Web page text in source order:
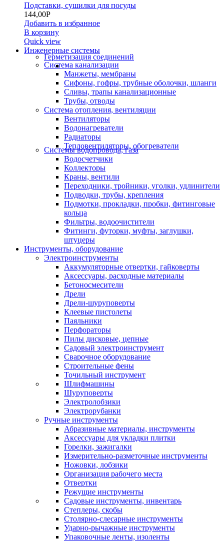
Подставки, сушилки для посуды
144,00Р
Добавить в избранное
В корзину
Quick view
Инженерные системы
Герметизация соединений
Система канализации
Манжеты, мембраны
Сифоны, гофры, трубные оболочки, шланги
Сливы, трапы канализационные
Трубы, отводы
Система отопления, вентиляции
Вентиляторы
Водонагреватели
Радиаторы
Тепловентиляторы, обогреватели
Системы водопровода, газа
Водосчетчики
Коллекторы
Краны, вентили
Переходники, тройники, уголки, удлинители
Подводки, трубы, крепления
Подмотки, прокладки, пробки, фитинговые
кольца
Фильтры, водоочистители
Фитинги, футорки, муфты, заглушки,
штуцеры
Инструменты, оборудование
Электроинструменты
Аккумуляторные отвертки, гайковерты
Аксессуары, расходные материалы
Бетоносмесители
Дрели
Дрели-шуруповерты
Клеевые пистолеты
Паяльники
Перфораторы
Пилы дисковые, цепные
Садовый электроинструмент
Сварочное оборудование
Строительные фены
Точильный инструмент
Шлифмашины
Шуруповерты
Электролобзики
Электрорубанки
Ручные инструменты
Абразивные материалы, инструменты
Аксессуары для укладки плитки
Горелки, зажигалки
Измерительно-разметочные инструменты
Ножовки, лобзики
Организация рабочего места
Отвертки
Режущие инструменты
Садовые инструменты, инвентарь
Степлеры, скобы
Столярно-слесарные инструменты
Ударно-рычажные инструменты
Упаковочные ленты, изоленты